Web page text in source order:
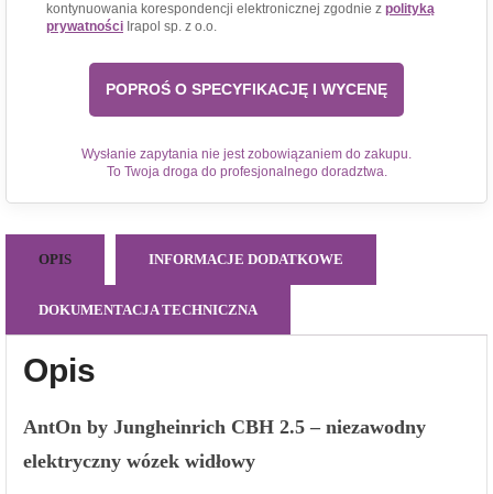
kontynuowania korespondencji elektronicznej zgodnie z polityką
prywatności Irapol sp. z o.o.
Wysłanie zapytania nie jest zobowiązaniem do zakupu.
To Twoja droga do profesjonalnego doradztwa.
OPIS INFORMACJE DODATKOWE
DOKUMENTACJA TECHNICZNA
Opis
AntOn by Jungheinrich CBH 2.5 – niezawodny
elektryczny wózek widłowy